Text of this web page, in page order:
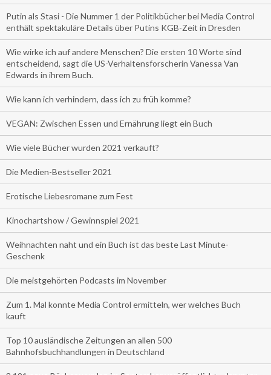
Putin als Stasi - Die Nummer 1 der Politikbücher bei Media Control
enthält spektakuläre Details über Putins KGB-Zeit in Dresden
Wie wirke ich auf andere Menschen? Die ersten 10 Worte sind
entscheidend, sagt die US-Verhaltensforscherin Vanessa Van
Edwards in ihrem Buch.
Wie kann ich verhindern, dass ich zu früh komme?
VEGAN: Zwischen Essen und Ernährung liegt ein Buch
Wie viele Bücher wurden 2021 verkauft?
Die Medien-Bestseller 2021
Erotische Liebesromane zum Fest
Kinochartshow / Gewinnspiel 2021
Weihnachten naht und ein Buch ist das beste Last Minute-
Geschenk
Die meistgehörten Podcasts im November
Zum 1. Mal konnte Media Control ermitteln, wer welches Buch
kauft
Top 10 ausländische Zeitungen an allen 500
Bahnhofsbuchhandlungen in Deutschland